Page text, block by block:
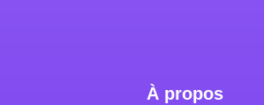
À propos